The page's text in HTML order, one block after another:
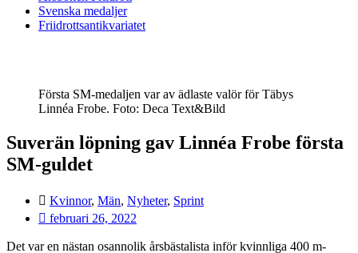
Svenska medaljer
Friidrottsantikvariatet
Första SM-medaljen var av ädlaste valör för Täbys
Linnéa Frobe. Foto: Deca Text&Bild
Suverän löpning gav Linnéa Frobe första
SM-guldet
Kvinnor, Män, Nyheter, Sprint
februari 26, 2022
Det var en nästan osannolik årsbästalista inför kvinnliga 400 m-